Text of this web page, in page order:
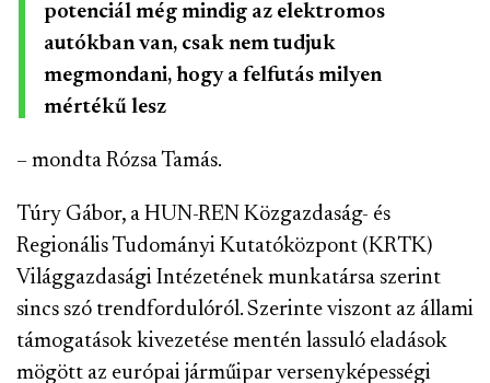
potenciál még mindig az elektromos
autókban van, csak nem tudjuk
megmondani, hogy a felfutás milyen
mértékű lesz
– mondta Rózsa Tamás.
Túry Gábor, a HUN-REN Közgazdaság- és
Regionális Tudományi Kutatóközpont (KRTK)
Világgazdasági Intézetének munkatársa szerint
sincs szó trendfordulóról. Szerinte viszont az állami
támogatások kivezetése mentén lassuló eladások
mögött az európai járműipar versenyképességi